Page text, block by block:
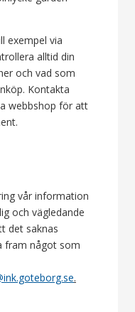
exempel via
alltid din
och vad som
Kontakta
webbshop för att
vår information
och vägledande
det saknas
fram något som
.